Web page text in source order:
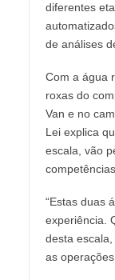
diferentes
de análises
Com a água
roxas do
Van e no
Lei explica
escala, vão
“Estas duas
experiência.
desta
as